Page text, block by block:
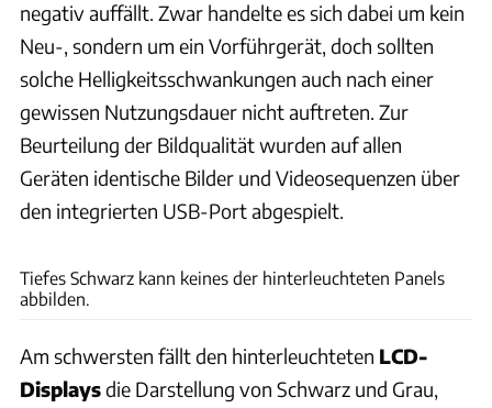
negativ auffällt. Zwar handelte es sich dabei um kein
Neu-, sondern um ein Vorführgerät, doch sollten
solche Helligkeitsschwankungen auch nach einer
gewissen Nutzungsdauer nicht auftreten. Zur
Beurteilung der Bildqualität wurden auf allen
Geräten identische Bilder und Videosequenzen über
den integrierten USB-Port abgespielt.
Tiefes Schwarz kann keines der hinterleuchteten Panels
abbilden.
Am schwersten fällt den hinterleuchteten LCD-
Displaysdie Darstellung von Schwarz und Grau,